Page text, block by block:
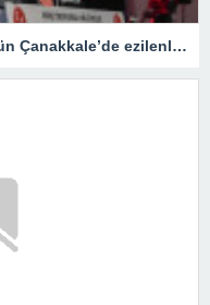
Bugün karşımıza tekrar çıkanlar, dün Çanakkale’de ezilenlerdir